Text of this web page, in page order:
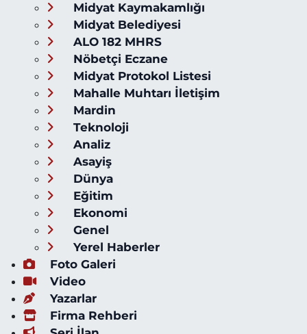
Midyat Kaymakamlığı
Midyat Belediyesi
ALO 182 MHRS
Nöbetçi Eczane
Midyat Protokol Listesi
Mahalle Muhtarı İletişim
Mardin
Teknoloji
Analiz
Asayiş
Dünya
Eğitim
Ekonomi
Genel
Yerel Haberler
Foto Galeri
Video
Yazarlar
Firma Rehberi